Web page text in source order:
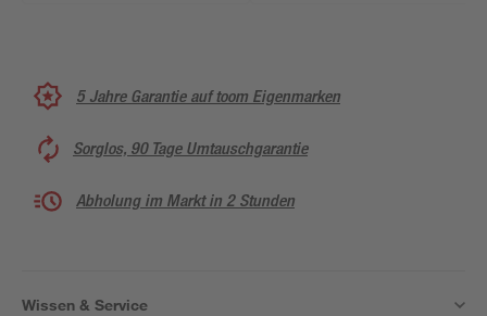
5 Jahre Garantie auf toom Eigenmarken
Sorglos, 90 Tage Umtauschgarantie
Abholung im Markt in 2 Stunden
Wissen & Service